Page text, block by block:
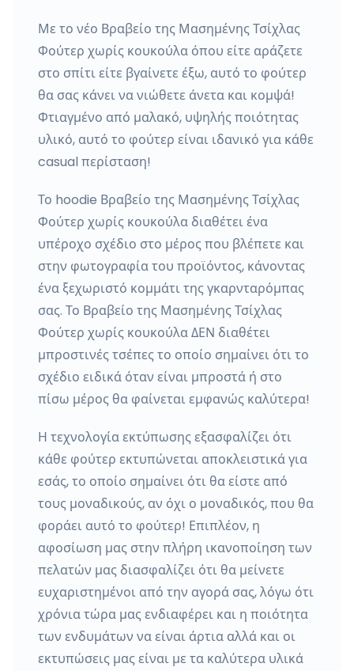
Με το νέο Βραβείο της Μασημένης Τσίχλας
Φούτερ χωρίς κουκούλα όπου είτε αράζετε
στο σπίτι είτε βγαίνετε έξω, αυτό το φούτερ
θα σας κάνει να νιώθετε άνετα και κομψά!
Φτιαγμένο από μαλακό, υψηλής ποιότητας
υλικό, αυτό το φούτερ είναι ιδανικό για κάθε
casual περίσταση!
Το hoodie Βραβείο της Μασημένης Τσίχλας
Φούτερ χωρίς κουκούλα διαθέτει ένα
υπέροχο σχέδιο στο μέρος που βλέπετε και
στην φωτογραφία του προϊόντος, κάνοντας
ένα ξεχωριστό κομμάτι της γκαρνταρόμπας
σας. Το Βραβείο της Μασημένης Τσίχλας
Φούτερ χωρίς κουκούλα ΔΕΝ διαθέτει
μπροστινές τσέπες το οποίο σημαίνει ότι το
σχέδιο ειδικά όταν είναι μπροστά ή στο
πίσω μέρος θα φαίνεται εμφανώς καλύτερα!
Η τεχνολογία εκτύπωσης εξασφαλίζει ότι
κάθε φούτερ εκτυπώνεται αποκλειστικά για
εσάς, το οποίο σημαίνει ότι θα είστε από
τους μοναδικούς, αν όχι ο μοναδικός, που θα
φοράει αυτό το φούτερ! Επιπλέον, η
αφοσίωση μας στην πλήρη ικανοποίηση των
πελατών μας διασφαλίζει ότι θα μείνετε
ευχαριστημένοι από την αγορά σας, λόγω ότι
χρόνια τώρα μας ενδιαφέρει και η ποιότητα
των ενδυμάτων να είναι άρτια αλλά και οι
εκτυπώσεις μας είναι με τα καλύτερα υλικά